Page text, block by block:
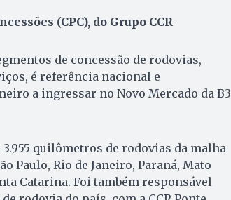
(CPC), do Grupo CCR
de concessão de rodovias,
é referência nacional e
a ingressar no Novo Mercado da B3
quilômetros de rodovias da malha
Paulo, Rio de Janeiro, Paraná, Mato
Catarina. Foi também responsável